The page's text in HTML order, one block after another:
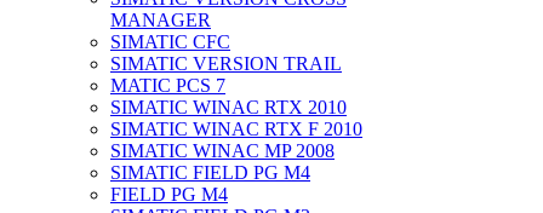
MANAGER
SIMATIC CFC
SIMATIC VERSION TRAIL
MATIC PCS 7
SIMATIC WINAC RTX 2010
SIMATIC WINAC RTX F 2010
SIMATIC WINAC MP 2008
SIMATIC FIELD PG M4
FIELD PG M4